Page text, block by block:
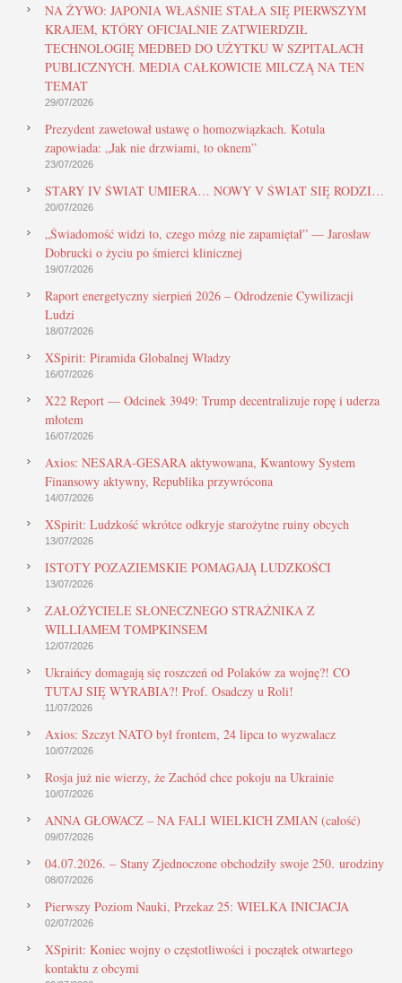
NA ŻYWO: JAPONIA WŁAŚNIE STAŁA SIĘ PIERWSZYM
KRAJEM, KTÓRY OFICJALNIE ZATWIERDZIŁ
TECHNOLOGIĘ MEDBED DO UŻYTKU W SZPITALACH
PUBLICZNYCH. MEDIA CAŁKOWICIE MILCZĄ NA TEN
TEMAT
29/07/2026
Prezydent zawetował ustawę o homozwiązkach. Kotula
zapowiada: „Jak nie drzwiami, to oknem”
23/07/2026
STARY IV ŚWIAT UMIERA… NOWY V ŚWIAT SIĘ RODZI…
20/07/2026
„Świadomość widzi to, czego mózg nie zapamiętał” — Jarosław
Dobrucki o życiu po śmierci klinicznej
19/07/2026
Raport energetyczny sierpień 2026 – Odrodzenie Cywilizacji
Ludzi
18/07/2026
XSpirit: Piramida Globalnej Władzy
16/07/2026
X22 Report — Odcinek 3949: Trump decentralizuje ropę i uderza
młotem
16/07/2026
Axios: NESARA-GESARA aktywowana, Kwantowy System
Finansowy aktywny, Republika przywrócona
14/07/2026
XSpirit: Ludzkość wkrótce odkryje starożytne ruiny obcych
13/07/2026
ISTOTY POZAZIEMSKIE POMAGAJĄ LUDZKOŚCI
13/07/2026
ZAŁOŻYCIELE SŁONECZNEGO STRAŻNIKA Z
WILLIAMEM TOMPKINSEM
12/07/2026
Ukraińcy domagają się roszczeń od Polaków za wojnę?! CO
TUTAJ SIĘ WYRABIA?! Prof. Osadczy u Roli!
11/07/2026
Axios: Szczyt NATO był frontem, 24 lipca to wyzwalacz
10/07/2026
Rosja już nie wierzy, że Zachód chce pokoju na Ukrainie
10/07/2026
ANNA GŁOWACZ – NA FALI WIELKICH ZMIAN (całość)
09/07/2026
04.07.2026. – Stany Zjednoczone obchodziły swoje 250. urodziny
08/07/2026
Pierwszy Poziom Nauki, Przekaz 25: WIELKA INICJACJA
02/07/2026
XSpirit: Koniec wojny o częstotliwości i początek otwartego
kontaktu z obcymi